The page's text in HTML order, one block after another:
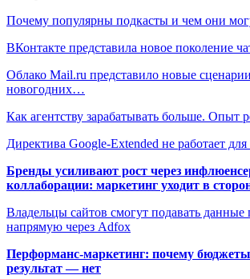
Почему популярны подкасты и чем они
ВКонтакте представила новое поколение
Облако Mail.ru представило новые
новогодних…
Как агентству зарабатывать больше. Опыт
Директива Google-Extended не работает
Бренды усиливают рост через
коллаборации: маркетинг уходит в
Владельцы сайтов смогут подавать данные
напрямую через Adfox
Перформанс-маркетинг: почему бюджеты
результат — нет